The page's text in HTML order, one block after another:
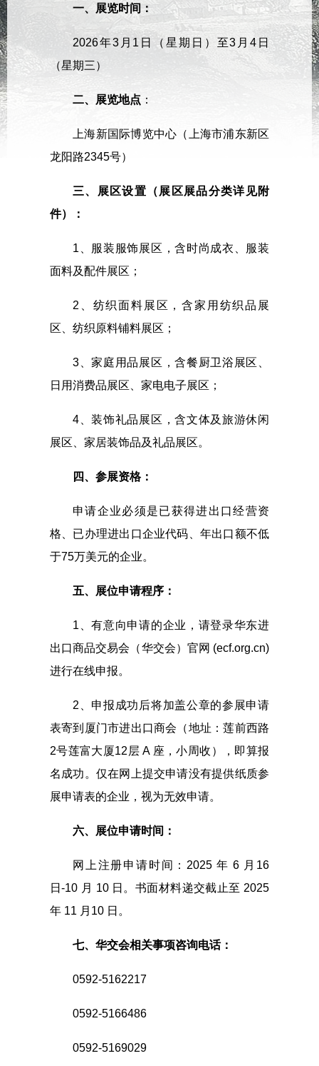
一、展览时间：
2026年3月1日（星期日）至3月4日
（星期三）
二、展览地点 ：
上海新国际博览中心（上海市浦东新区
龙阳路2345号）
三、展区设置（展区展品分类详见附
件）：
1、服装服饰展区，含时尚成衣、服装
面料及配件展区；
2、纺织面料展区，含家用纺织品展
区、纺织原料铺料展区；
3、家庭用品展区，含餐厨卫浴展区、
日用消费品展区、家电电子展区；
4、装饰礼品展区，含文体及旅游休闲
展区、家居装饰品及礼品展区。
四、参展资格：
申请企业必须是已获得进出口经营资
格、已办理进出口企业代码、年出口额不低
于75万美元的企业。
五、展位申请程序：
1、有意向申请的企业，请登录华东进
出口商品交易会（华交会）官网 (ecf.org.cn)
进行在线申报。
2、申报成功后将加盖公章的参展申请
表寄到厦门市进出口商会（地址：莲前西路
2号莲富大厦12层 A 座，小周收），即算报
名成功。仅在网上提交申请没有提供纸质参
展申请表的企业，视为无效申请。
六、展位申请时间：
网上注册申请时间：2025 年 6 月16
日-10 月 10 日。书面材料递交截止至 2025
年 11 月10 日。
七、华交会相关事项咨询电话：
0592-5162217
0592-5166486
0592-5169029